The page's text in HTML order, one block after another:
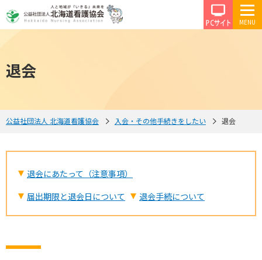
PCサ
退会
公益社団法人 北海道看護協会 入会・その他手続きをしたい 退会
退会にあたって（注意事項）
届出期限と退会日について
退会手続について